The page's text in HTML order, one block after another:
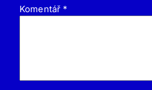
Komentář *